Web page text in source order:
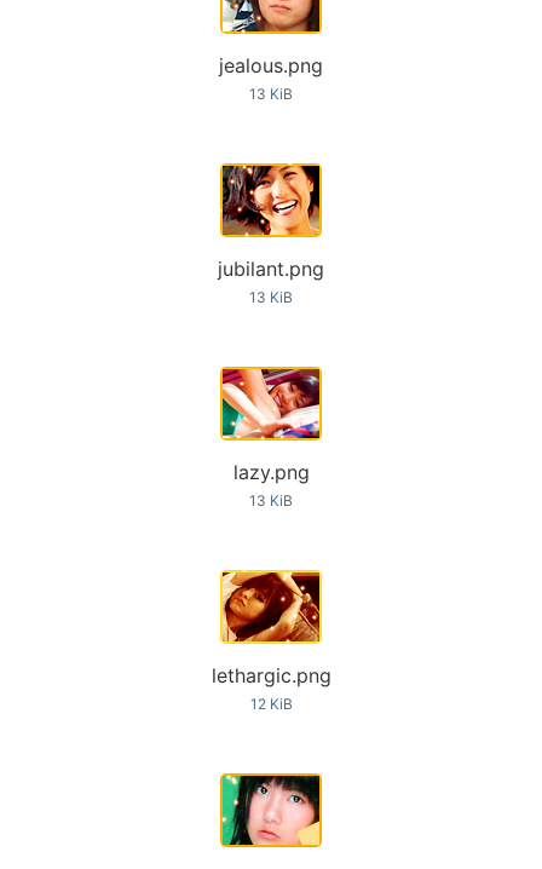
jealous.png
13 KiB
jubilant.png
13 KiB
lazy.png
13 KiB
lethargic.png
12 KiB